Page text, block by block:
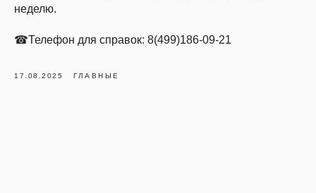
неделю.
☎Телефон для справок: 8(499)186-09-21
17.08.2025 ГЛАВНЫЕ